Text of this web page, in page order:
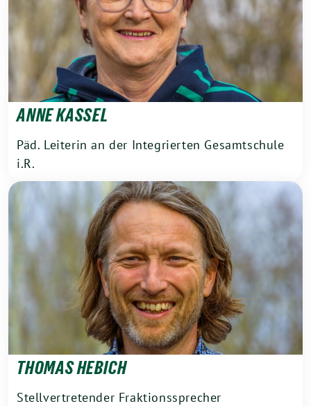
ANNE KASSEL
Päd. Leiterin an der Integrierten Gesamtschule
i.R.
THOMAS HEBICH
Stellvertretender Fraktionssprecher